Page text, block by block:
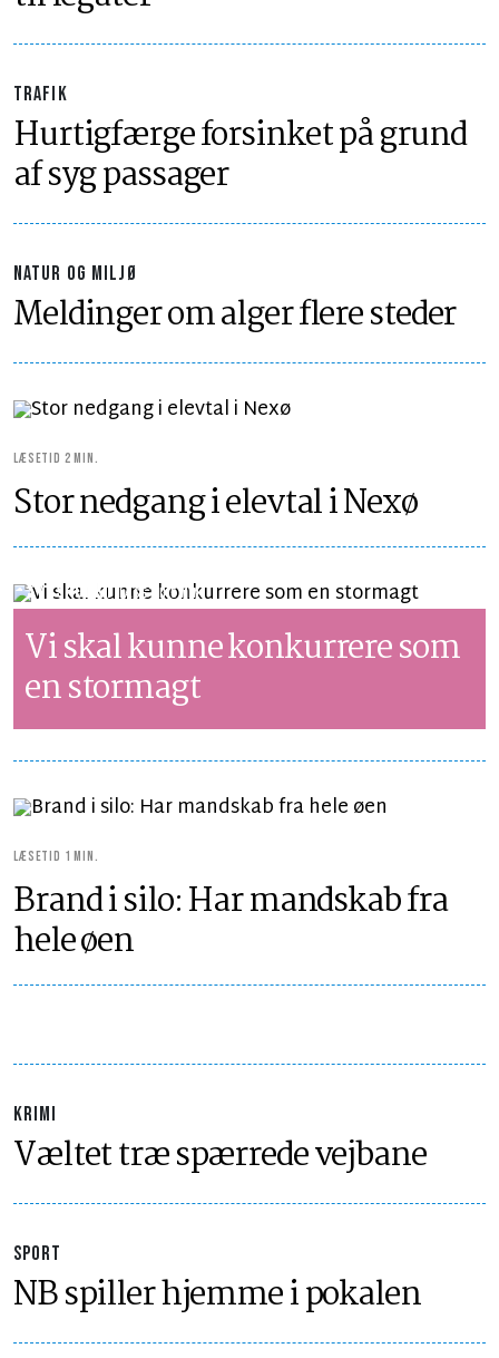
TRAFIK
Hurtigfærge forsinket på grund
af syg passager
NATUR OG MILJØ
Meldinger om alger flere steder
LÆSETID 2 MIN.
Stor nedgang i elevtal i Nexø
SYNSPUNKTLÆSETID 5 MIN.
Vi skal kunne konkurrere som
en stormagt
LÆSETID 1 MIN.
Brand i silo: Har mandskab fra
hele øen
KRIMI
Væltet træ spærrede vejbane
SPORT
NB spiller hjemme i pokalen